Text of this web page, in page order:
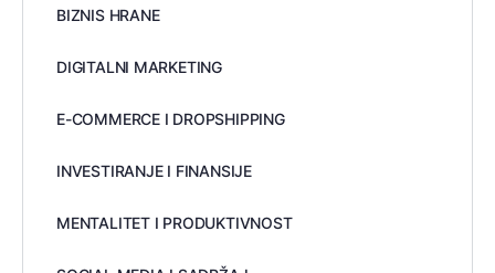
BIZNIS HRANE
DIGITALNI MARKETING
E-COMMERCE I DROPSHIPPING
INVESTIRANJE I FINANSIJE
MENTALITET I PRODUKTIVNOST